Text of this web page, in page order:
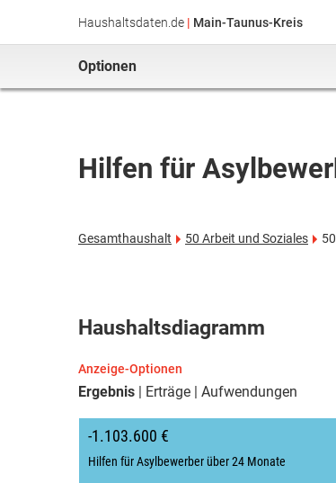
Haushaltsdaten.de | Main-Taunus-Kreis
Optionen
Hilfen für
Gesamthaushalt 50 Arbeit und Soziales
Haushaltsdiagramm
Anzeige-Optionen
Ergebnis Erträge Aufwendungen
-1.103.600 €
Hilfen für Asylbewerber über 24 Monate